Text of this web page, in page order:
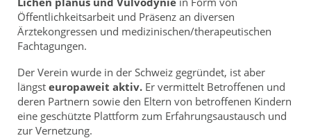
Öffentlichkeitsarbeit und Präsenz an diversen
Ärztekongressen und medizinischen/therapeutischen
Fachtagungen.
Der Verein wurde in der Schweiz gegründet, ist aber
längst europaweit aktiv. Er vermittelt Betroffenen und
deren Partnern sowie den Eltern von betroffenen Kindern
eine geschützte Plattform zum Erfahrungsaustausch und
zur Vernetzung.